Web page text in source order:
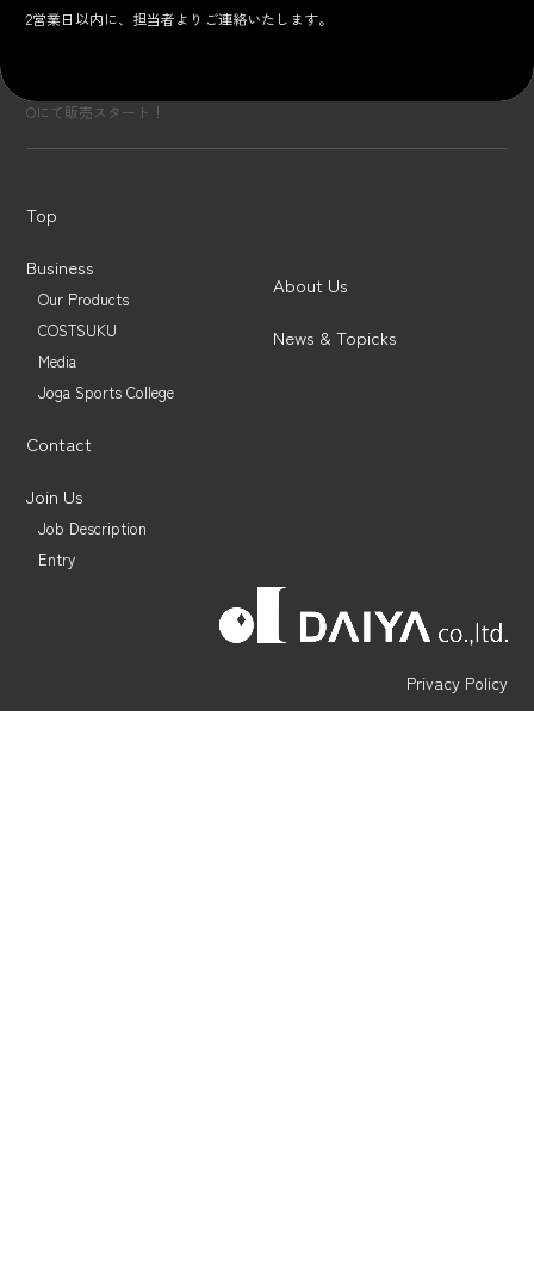
2営業日以内に、担当者よりご連絡いたします。
Oにて販売スタート！
Top
Business
Our Products
COSTSUKU
Media
Joga Sports College
About Us
News & Topicks
Contact
Join Us
Job Description
Entry
Privacy Policy
©︎ DAIYA-CORP CO., Ltd